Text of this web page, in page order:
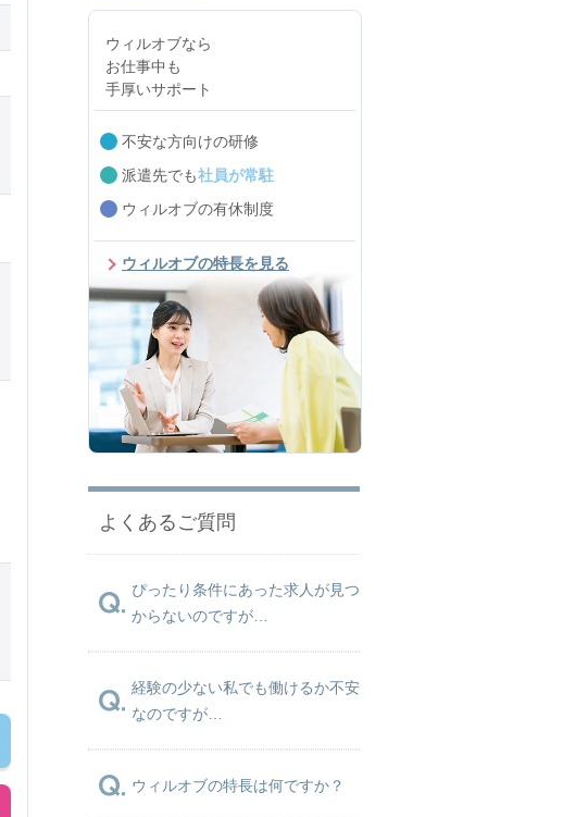
ウィルオブなら
お仕事中も
手厚いサポート
不安な方向けの研修
派遣先でも社員が常駐
ウィルオブの有休制度
ウィルオブの特長を見る
よくあるご質問
ぴったり条件にあった求人が見つ
からないのですが…
経験の少ない私でも働けるか不安
なのですが…
ウィルオブの特長は何ですか？